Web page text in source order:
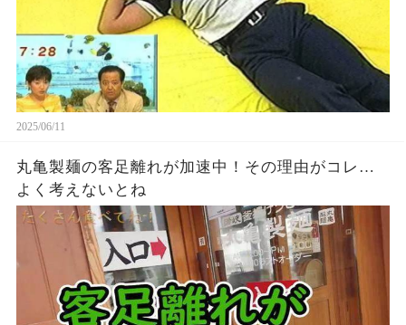
2025/06/11
丸亀製麺の客足離れが加速中！その理由がコレ…
よく考えないとね